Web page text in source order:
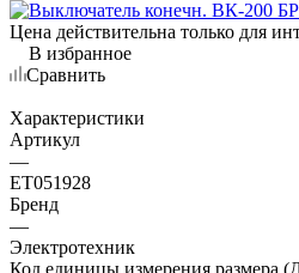
Цена действительна только для
В избранное
Сравнить
Характеристики
Артикул
—
ET051928
Бренд
—
Электротехник
Код единицы измерения размера